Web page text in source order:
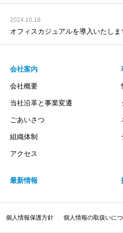
2024.10.18
オフィスカジュアルを導入いたしま
会社案内
会社概要
当社沿革と事業変遷
ごあいさつ
組織体制
アクセス
最新情報
個人情報保護方針 個人情報の取扱いに